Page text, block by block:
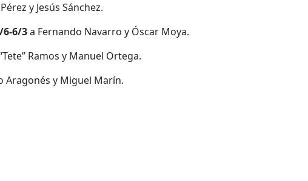
y Jesús Sánchez.
6-6/3a Fernando Navarro y Óscar Moya.
Ramos y Manuel Ortega.
Aragonés y Miguel Marín.